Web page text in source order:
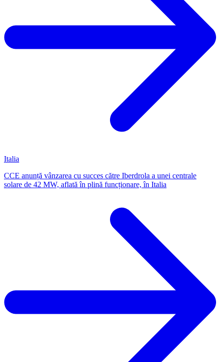
Italia
CCE anunță vânzarea cu succes către Iberdrola a unei centrale
solare de 42 MW, aflată în plină funcționare, în Italia